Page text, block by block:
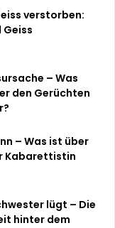
verstorben:
Geiss
– Was
den Gerüchten
– Was ist über
Kabarettistin
lügt – Die
hinter dem